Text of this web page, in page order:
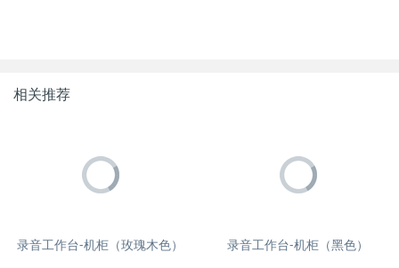
相关推荐
录音工作台-机柜（玫瑰木色） 录音工作台-机柜（黑色）